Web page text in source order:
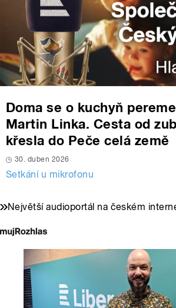
Doma se o kuchyň
Martin Linka. Cesta od
křesla do Peče celá země
30. duben 2026
Setkání u mikrofonu
Největší audioportál na českém